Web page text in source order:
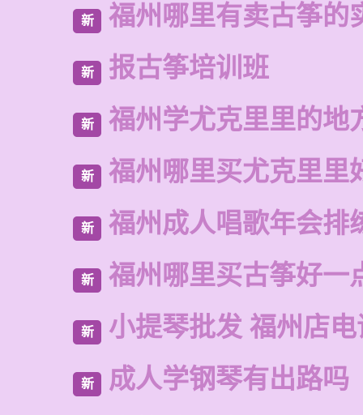
新 福州哪里有卖古筝的
新 报古筝培训班
新 福州学尤克里里的地
新 福州哪里买尤克里里
新 福州成人唱歌年会排
新 福州哪里买古筝好一
新 小提琴批发 福州店
新 成人学钢琴有出路吗